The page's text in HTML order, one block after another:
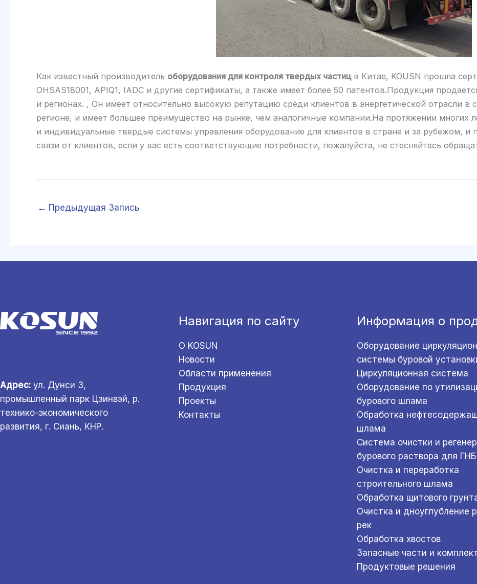
Как известный производитель оборудования для контроля твердых частицв Китае, KOUSN прошла
OHSAS18001, APIQ1, IADC и другие сертификаты, а также имеет более 50 патентов.Продукция
и регионах. , Он имеет относительно высокую репутацию среди клиентов в энергетической отрасли в
регионе, и имеет большее преимущество на рынке, чем аналогичные компании.На протяжении многих
и индивидуальные твердые системы управления оборудование для клиентов в стране и за рубежом, и
связи от клиентов, если у вас есть соответствующие потребности, пожалуйста, не стесняйтесь
← Предыдущая Запись
Адрес: ул. Дунси 3,
промышленный парк Цзинвэй, р.
технико-экономического
развития, г. Сиань, КНР.
Навигация по сайту
О KOSUN
Новости
Области применения
Продукция
Проекты
Контакты
Информация о
Оборудование
системы буровой
Циркуляционная система
Оборудование по
бурового шлама
Обработка
шлама
Система очистки и
бурового раствора для ГНБ
Очистка и переработка
строительного шлама
Обработка щитового
Очистка и дноуглубление
рек
Обработка хвостов
Запасные части и
Продуктовые решения